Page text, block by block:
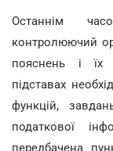
Останнім
контролюючий
пояснень і їх
підставах
функцій,
податкової
передбачена